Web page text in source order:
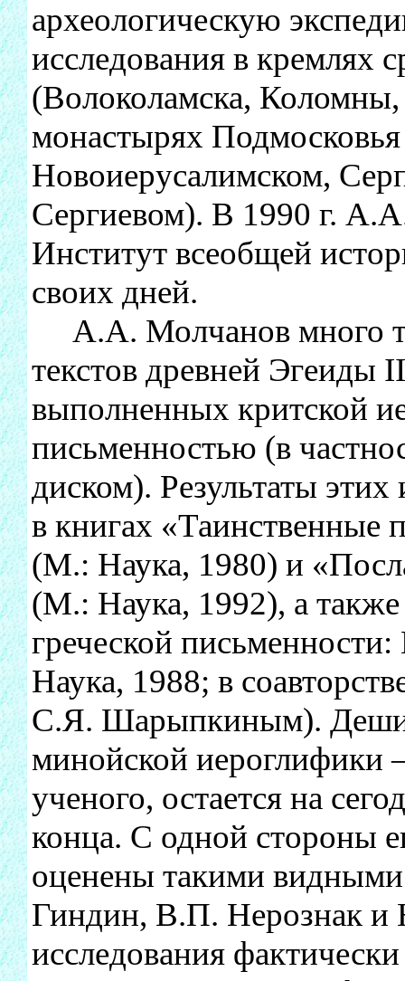
археологическую
исследования в кремлях
(Волоколамска,
монастырях
Новоиерусалимском,
Сергиевом). В 1990 г.
Институт всеобщей
своих дней.
А.А. Молчанов много
текстов древней Эгеиды
выполненных критской
письменностью (в
диском). Результаты
в книгах «Таинственные
(М.: Наука, 1980) и
(М.: Наука, 1992), а
греческой
Наука, 1988; в
С.Я. Шарыпкиным).
минойской иероглифики
ученого, остается на
конца. С одной стороны
оценены такими
Гиндин, В.П. Нерознак и
исследования